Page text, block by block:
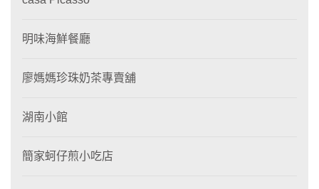
明味海鮮餐廳
廖媽媽珍珠奶茶專賣舖
湖南小館
簡家蚵仔煎小吃店